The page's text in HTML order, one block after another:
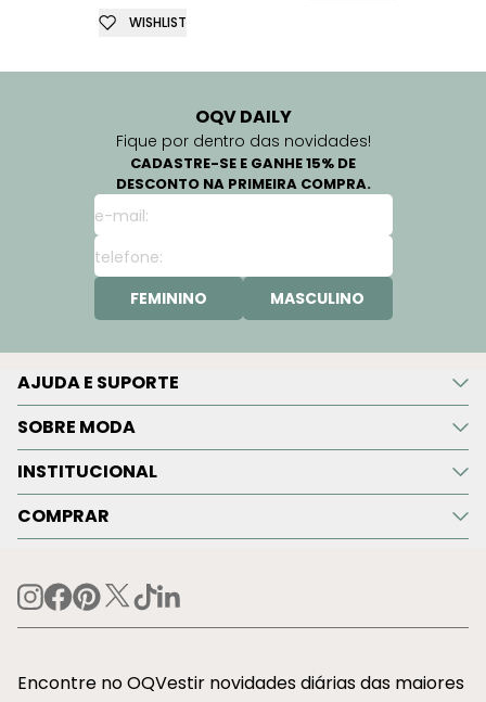
WISHLIST
OQV DAILY
Fique por dentro das novidades!
CADASTRE-SE E GANHE 15% DE
DESCONTO NA PRIMEIRA COMPRA.
FEMININO MASCULINO
AJUDA E SUPORTE
SOBRE MODA
INSTITUCIONAL
COMPRAR
Encontre no OQVestir novidades diárias das maiores